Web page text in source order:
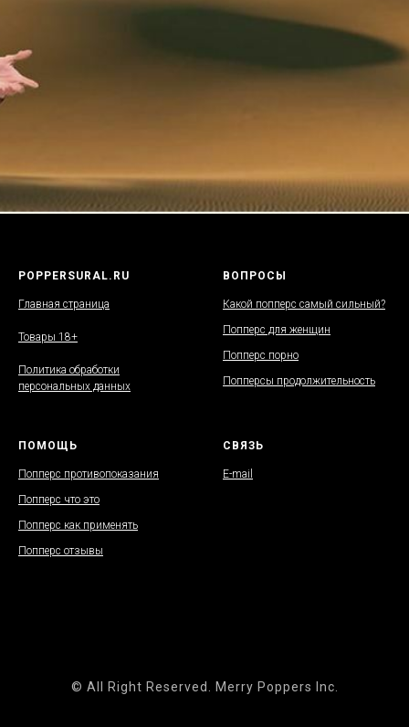
POPPERSURAL.RU
Главная страница
Товары 18+
Политика обработки
персональных данных
ВОПРОСЫ
Какой попперс самый сильный?
Попперс для женщин
Попперс порно
Попперсы продолжительность
ПОМОЩЬ
Попперс противопоказания
Попперс что это
Попперс как применять
Попперс отзывы
СВЯЗЬ
E-mail
© All Right Reserved. Merry Poppers Inc.